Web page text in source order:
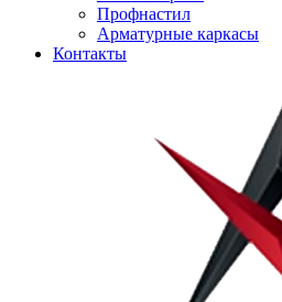
Профнастил
Арматурные каркасы
Контакты